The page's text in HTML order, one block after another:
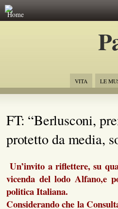
Home
VITA LE
FT: “Berlusconi,
protetto da media,
Un’invito a riflettere, su
vicenda del lodo Alfano,e
politica Italiana.
Considerando che la